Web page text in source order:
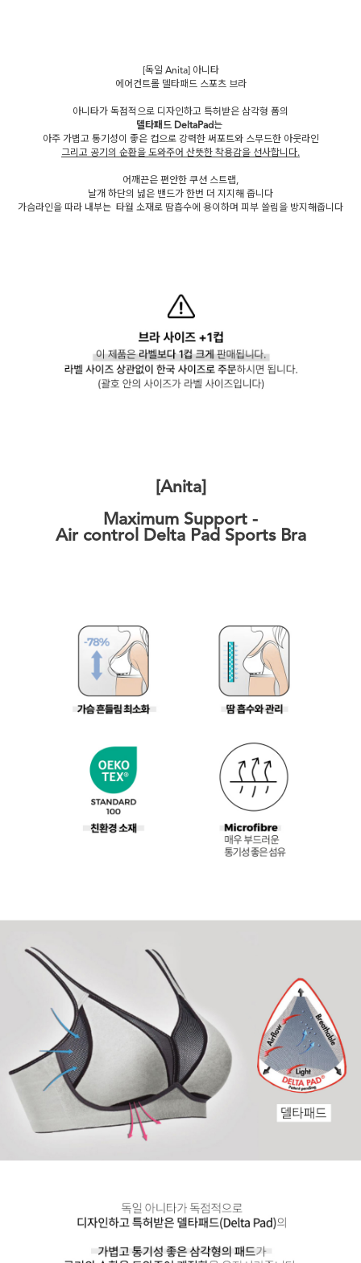
[독일 Anita] 아니타
에어컨트롤 델타패드 스포츠 브라
아니타가 독점적으로 디자인하고 특허받은 삼각형 폼의
델타패드 DeltaPad는
아주 가볍고 통기성이 좋은 컵으로 강력한 써포트와 스무드한 아웃라인
그리고 공기의 순환을 도와주어 산뜻한 착용감을 선사합니다.
어깨끈은 편안한 쿠션 스트랩,
날개 하단의 넓은 밴드가 한번 더 지지해 줍니다
가슴라인을 따라 내부는 타월 소재로 땀흡수에 용이하며 피부 쓸림을 방지해줍니다
[Anita]
Maximum Support -
Air control Delta Pad Sports Bra